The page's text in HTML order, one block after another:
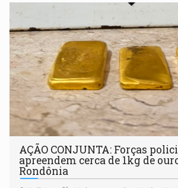
AÇÃO CONJUNTA: Forças
apreendem cerca de 1kg de
Rondônia